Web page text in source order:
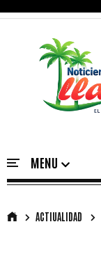
ACTIUALIDAD